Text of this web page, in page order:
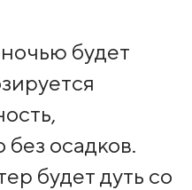
будет
осадков.
будет дуть со